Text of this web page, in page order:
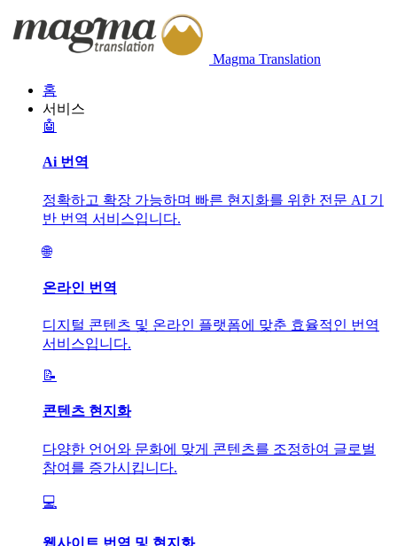
Magma Translation
홈
서비스
🤖
Ai 번역
정확하고 확장 가능하며 빠른 현지화를 위한 전문 AI 기
반 번역 서비스입니다.
🌐
온라인 번역
디지털 콘텐츠 및 온라인 플랫폼에 맞춘 효율적인 번역
서비스입니다.
📝
콘텐츠 현지화
다양한 언어와 문화에 맞게 콘텐츠를 조정하여 글로벌
참여를 증가시킵니다.
💻
웹사이트 번역 및 현지화